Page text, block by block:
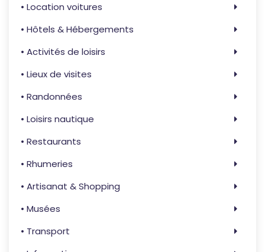
• Location voitures
• Hôtels & Hébergements
• Activités de loisirs
• Lieux de visites
• Randonnées
• Loisirs nautique
• Restaurants
• Rhumeries
• Artisanat & Shopping
• Musées
• Transport